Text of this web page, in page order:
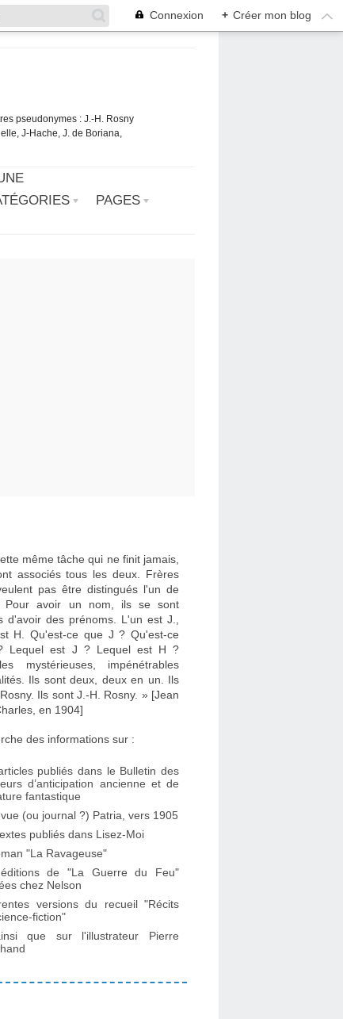
Connexion + Créer mon blog
pseudonymes : J.-H. Rosny
J-Hache, J. de Boriana,
PAGES
même tâche qui ne finit jamais,
associés tous les deux. Frères
pas être distingués l'un de
Pour avoir un nom, ils se sont
d'avoir des prénoms. L'un est J.,
H. Qu'est-ce que J ? Qu'est-ce
Lequel est J ? Lequel est H ?
mystérieuses, impénétrables
Ils sont deux, deux en un. Ils
Ils sont J.-H. Rosny. » [Jean
en 1904]
des informations sur :
publiés dans le Bulletin des
d’anticipation ancienne et de
fantastique
(ou journal ?) Patria, vers 1905
publiés dans Lisez-Moi
"La Ravageuse"
de "La Guerre du Feu"
chez Nelson
versions du recueil "Récits
fiction"
que sur l'illustrateur Pierre